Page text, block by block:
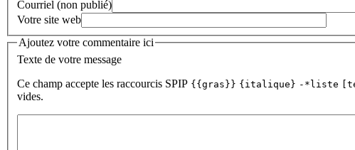
Courriel (non publié)
Votre site web
Ajoutez votre commentaire ici
Texte de votre message
Ce champ accepte les raccourcis SPIP {{gras}} {italique} -*liste
vides.